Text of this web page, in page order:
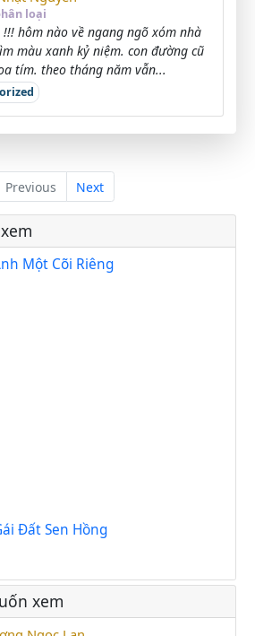
loại
hôm nào về ngang ngõ xóm nhà
màu xanh kỷ niệm. con đường cũ
tím. theo tháng năm vẫn...
Previous Next
Một Cõi Riêng
Đất Sen Hồng
xem